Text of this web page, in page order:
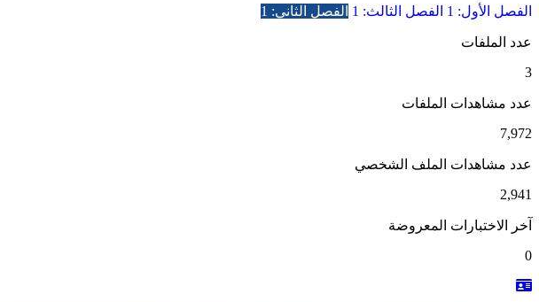
الفصل الأول: 1 الفصل الثالث: 1 الفصل الثاني: 1
عدد الملفات
3
عدد مشاهدات الملفات
7,972
عدد مشاهدات الملف الشخصي
2,941
آخر الاختبارات المعروضة
0